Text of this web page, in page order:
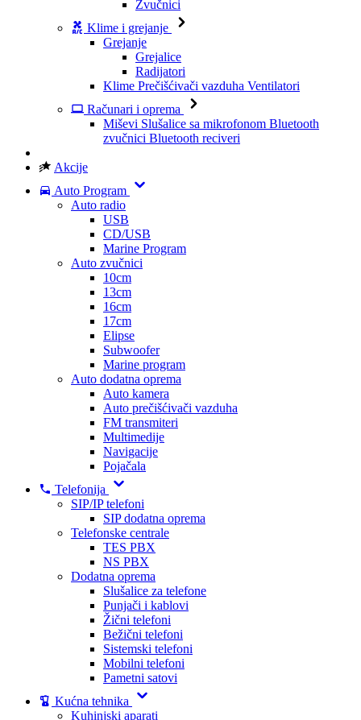
Zvučnici
Klime i grejanje
Grejanje
Grejalice
Radijatori
Klime Prečišćivači vazduha Ventilatori
Računari i oprema
Miševi Slušalice sa mikrofonom Bluetooth
zvučnici Bluetooth reciveri
Akcije
Auto Program
Auto radio
USB
CD/USB
Marine Program
Auto zvučnici
10cm
13cm
16cm
17cm
Elipse
Subwoofer
Marine program
Auto dodatna oprema
Auto kamera
Auto prečišćivači vazduha
FM transmiteri
Multimedije
Navigacije
Pojačala
Telefonija
SIP/IP telefoni
SIP dodatna oprema
Telefonske centrale
TES PBX
NS PBX
Dodatna oprema
Slušalice za telefone
Punjači i kablovi
Žični telefoni
Bežični telefoni
Sistemski telefoni
Mobilni telefoni
Pametni satovi
Kućna tehnika
Kuhinjski aparati